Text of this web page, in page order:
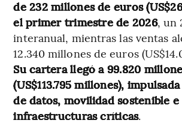
de 232 millones de euros
el primer trimestre de 2026, un
interanual, mientras las ventas
12.340 millones de euros
Su cartera llegó a 99.820
(US$113.795 millones),
de datos, movilidad sostenible e
infraestructuras críticas.